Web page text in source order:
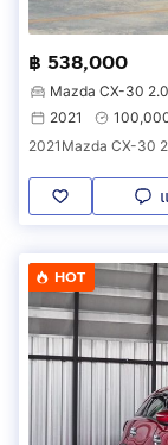
฿ 538,000
Mazda CX-30
2021
2021Mazda CX-30
HOT